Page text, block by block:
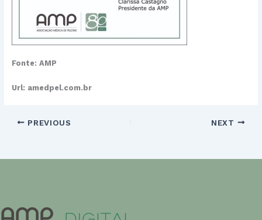
Fonte: AMP
Url: amedpel.com.br
PREVIOUS NEXT